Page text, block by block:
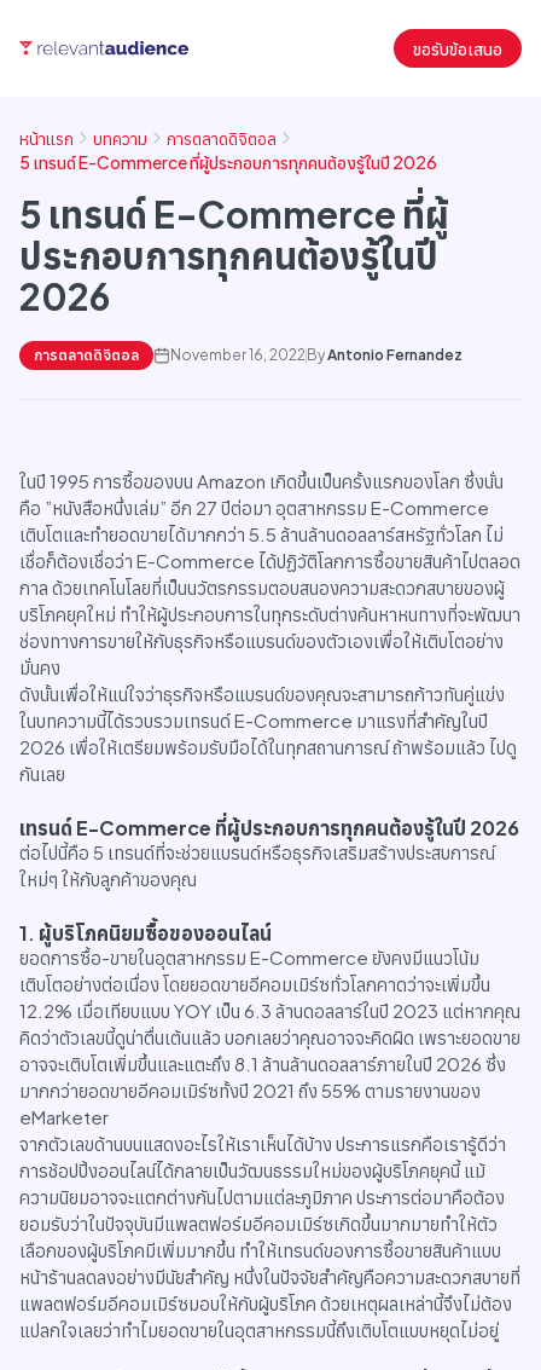
ขอรับข้อเสนอ
หน้าแรก บทความ
การตลาดดิจิตอล
5 เทรนด์ E-Commerce ที่ผู้ประกอบการทุกคนต้องรู้ในปี 2026
5 เทรนด์ E-Commerce ที่ผู้
ประกอบการทุกคนต้องรู้ในปี
2026
การตลาดดิจิตอล November 16, 2022 ByAntonio Fernandez
ในปี 1995 การซื้อของบน Amazon เกิดขึ้นเป็นครั้งแรกของโลก ซึ่งนั่น
คือ ”หนังสือหนึ่งเล่ม” อีก 27 ปีต่อมา อุตสาหกรรม E-Commerce
เติบโตและทำยอดขายได้มากกว่า 5.5 ล้านล้านดอลลาร์สหรัฐทั่วโลก ไม่
เชื่อก็ต้องเชื่อว่า E-Commerce ได้ปฏิวัติโลกการซื้อขายสินค้าไปตลอด
กาล ด้วยเทคโนโลยที่เป็นนวัตรกรรมตอบสนองความสะดวกสบายของผู้
บริโภคยุคใหม่ ทำให้ผู้ประกอบการในทุกระดับต่างค้นหาหนทางที่จะพัฒนา
ช่องทางการขายให้กับธุรกิจหรือแบรนด์ของตัวเองเพื่อให้เติบโตอย่าง
มั่นคง
ดังนั้นเพื่อให้แน่ใจว่าธุรกิจหรือแบรนด์ของคุณจะสามารถก้าวทันคู่แข่ง
ในบทความนี้ได้รวบรวมเทรนด์ E-Commerce มาแรงที่สำคัญในปี
2026 เพื่อให้เตรียมพร้อมรับมือได้ในทุกสถานการณ์ ถ้าพร้อมแล้ว ไปดู
กันเลย
เทรนด์ E-Commerce ที่ผู้ประกอบการทุกคนต้องรู้ในปี 2026
ต่อไปนี้คือ 5 เทรนด์ที่จะช่วยแบรนด์หรือธุรกิจเสริมสร้างประสบการณ์
ใหม่ๆ ให้กับลูกค้าของคุณ
1. ผู้บริโภคนิยมซื้อของออนไลน์
ยอดการซื้อ-ขายในอุตสาหกรรม E-Commerce ยังคงมีแนวโน้ม
เติบโตอย่างต่อเนื่อง โดยยอดขายอีคอมเมิร์ซทั่วโลกคาดว่าจะเพิ่มขึ้น
12.2% เมื่อเทียบแบบ YOY เป็น 6.3 ล้านดอลลาร์ในปี 2023 แต่หากคุณ
คิดว่าตัวเลขนี้ดูน่าตื่นเต้นแล้ว บอกเลยว่าคุณอาจจะคิดผิด เพราะยอดขาย
อาจจะเติบโตเพิ่มขึ้นและแตะถึง 8.1 ล้านล้านดอลลาร์ภายในปี 2026 ซึ่ง
มากกว่ายอดขายอีคอมเมิร์ซทั้งปี 2021 ถึง 55% ตามรายงานของ
eMarketer
จากตัวเลขด้านบนแสดงอะไรให้เราเห็นได้บ้าง ประการแรกคือเรารู้ดีว่า
การช้อปปิ้งออนไลน์ได้กลายเป็นวัฒนธรรมใหม่ของผู้บริโภคยุคนี้ แม้
ความนิยมอาจจะแตกต่างกันไปตามแต่ละภูมิภาค ประการต่อมาคือต้อง
ยอมรับว่าในปัจจุบันมีแพลตฟอร์มอีคอมเมิร์ซเกิดขึ้นมากมายทำให้ตัว
เลือกของผู้บริโภคมีเพิ่มมากขึ้น ทำให้เทรนด์ของการซื้อขายสินค้าแบบ
หน้าร้านลดลงอย่างมีนัยสำคัญ หนึ่งในปัจจัยสำคัญคือความสะดวกสบายที่
แพลตฟอร์มอีคอมเมิร์ซมอบให้กับผู้บริโภค ด้วยเหตุผลเหล่านี้จึงไม่ต้อง
แปลกใจเลยว่าทำไมยอดขายในอุตสาหกรรมนี้ถึงเติบโตแบบหยุดไม่อยู่